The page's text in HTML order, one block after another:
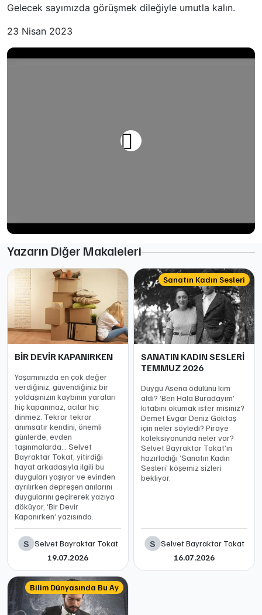
Gelecek sayımızda görüşmek dileğiyle umutla kalın.
23 Nisan 2023
Yazarın Diğer Makaleleri
BİR DEVİR KAPANIRKEN
Yaşamınızda en çok değer
verdiğiniz, güvendiğiniz bir
yoldaşınızın kaybının yaraları
hiç kapanmaz, acılar hiç
dinmez. Tekrar tekrar
anımsatır kendini, önemli
günlerde, evden
taşınmalarda… Selvet
Bayraktar Tokat, yitirdiği
hayat arkadaşıyla ilgili bu
duyguları yaşıyor ve evinden
ayrılırken depreşen anılarını
duygularını geçirerek yazıya
döküyor, ‘Bir Devir
Kapanırken’ yazısında.
S Selvet Bayraktar Tokat
19.07.2026
Sanatın Kadın Sesleri
SANATIN KADIN SESLERİ
TEMMUZ 2026
Duygu Asena ödülünü kim
aldı? ‘Ben Hala Buradayım’
kitabını okumak ister misiniz?
Demet Evgar Deniz Göktaş
için neler söyledi? Piraye
koleksiyonunda neler var?
Selvet Bayraktar Tokat’ın
hazırladığı ‘Sanatın Kadın
Sesleri’ köşemiz sizleri
bekliyor.
S Selvet Bayraktar Tokat
16.07.2026
Bilim Dünyasında Bu Ay